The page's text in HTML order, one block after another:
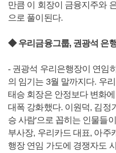
만큼 이 회장이 금융지주와
으로 풀이된다.
◆ 우리금융그룹, 권광석 은
- 권광석 우리은행장이 연임
의 임기는 3월 말까지다. 우
태승 회장은 안정보다 변화
대폭 강화했다. 이원덕, 김정
승 사람'으로 꼽히는 인물들
부사장, 우리카드 대표, 아주
행장 연임 가도에 경쟁자도